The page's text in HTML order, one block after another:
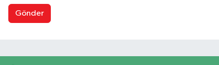
Gönder